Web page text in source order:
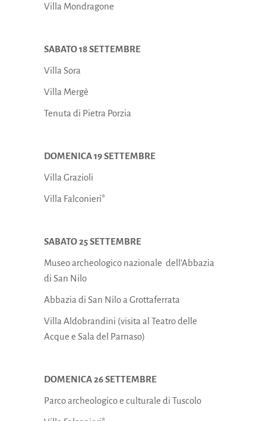
Villa Mondragone
SABATO 18 SETTEMBRE
Villa Sora
Villa Mergè
Tenuta di Pietra Porzia
DOMENICA 19 SETTEMBRE
Villa Grazioli
Villa Falconieri*
SABATO 25 SETTEMBRE
Museo archeologico nazionale dell’Abbazia
di San Nilo
Abbazia di San Nilo a Grottaferrata
Villa Aldobrandini (visita al Teatro delle
Acque e Sala del Parnaso)
DOMENICA 26 SETTEMBRE
Parco archeologico e culturale di Tuscolo